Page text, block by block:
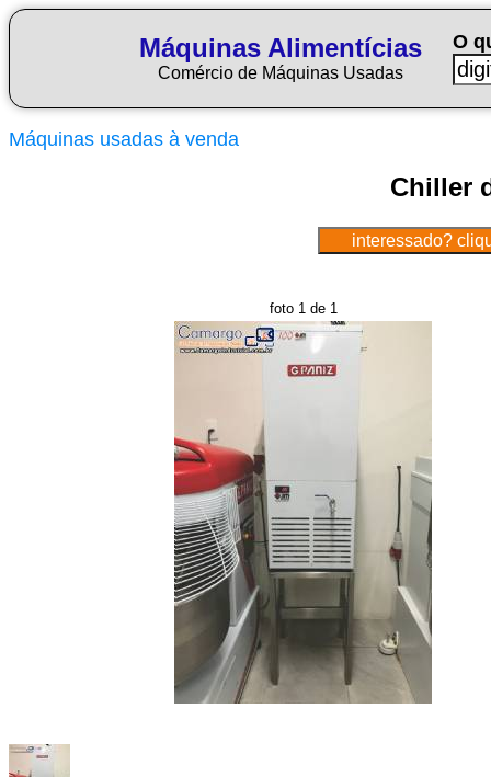
Máquinas Alimentícias
Comércio de Máquinas Usadas
O
Máquinas usadas à venda
Chiller
foto 1 de 1